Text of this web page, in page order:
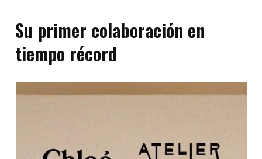
Su primer colaboración en
tiempo récord